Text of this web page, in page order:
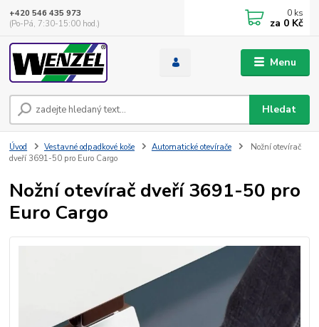
Menu
Hledat
+420 546 435 973
(Po-Pá, 7:30-15:00 hod.)
0 ks
za 0 Kč
Úvod Vestavné odpadkové koše Automatické otevírače
Nožní otevírač
dveří 3691-50 pro Euro Cargo
Nožní otevírač dveří 3691-50 pro
Euro Cargo